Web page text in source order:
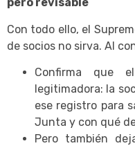
pero revisable
Con todo ello, el
de socios no sirva. Al
Confirma que
legitimadora: la
ese registro para
Junta y con qué
Pero también